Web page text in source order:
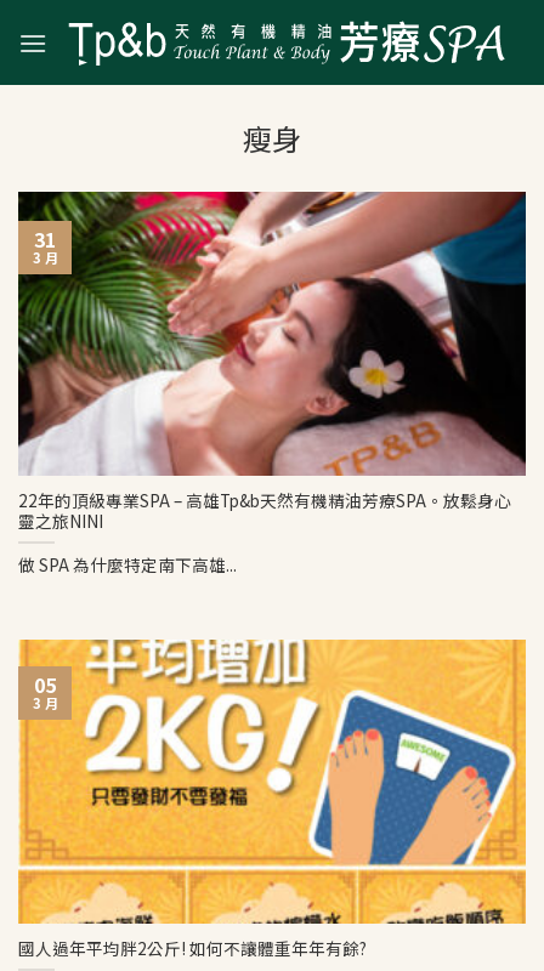
22年的頂級專業SPA – 高雄Tp&b天然有機精油芳療SPA。放鬆身心
靈之旅NINI
做 SPA 為什麼特定南下高雄...
31
3 月
國人過年平均胖2公斤! 如何不讓體重年年有餘?
05
3 月